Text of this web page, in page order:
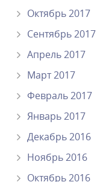
Октябрь 2017
Сентябрь 2017
Апрель 2017
Март 2017
Февраль 2017
Январь 2017
Декабрь 2016
Ноябрь 2016
Октябрь 2016